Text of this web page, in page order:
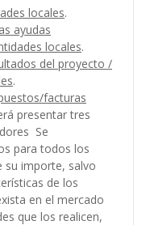
locales.
ayudas
locales.
del proyecto /
.
facturas
presentar tres
Se
para todos los
su importe, salvo
de los
en el mercado
que los realicen,